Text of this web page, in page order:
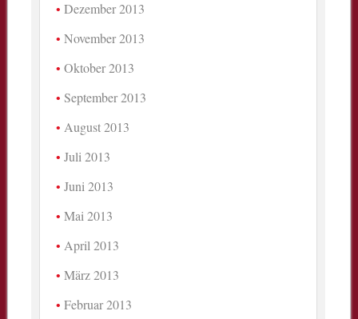
Dezember 2013
November 2013
Oktober 2013
September 2013
August 2013
Juli 2013
Juni 2013
Mai 2013
April 2013
März 2013
Februar 2013